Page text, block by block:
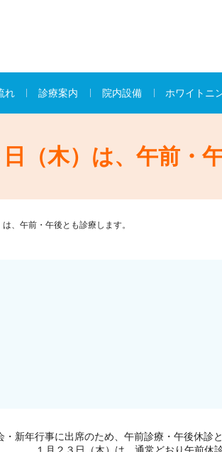
れ 診療案内 院内設備 ホワイトニ
日（木）は、午前・
、午前・午後とも診療します。
新年行事に出席のため、午前診療・午後休診